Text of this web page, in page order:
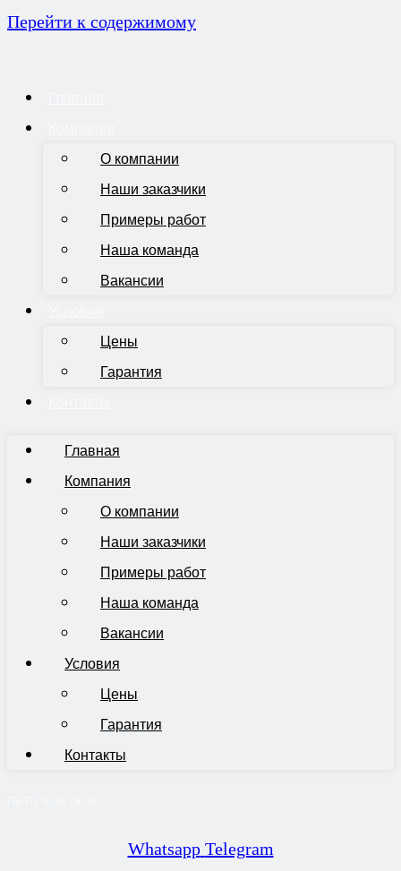
Перейти к содержимому
О компании
Наши заказчики
Примеры работ
Наша команда
Вакансии
Цены
Гарантия
Главная
Компания
О компании
Наши заказчики
Примеры работ
Наша команда
Вакансии
Условия
Цены
Гарантия
Контакты
Whatsapp Telegram